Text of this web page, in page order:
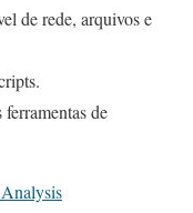
de rede, arquivos e
de